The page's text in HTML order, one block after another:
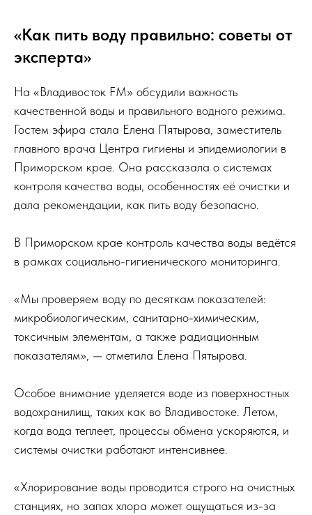
«Как пить воду правильно: советы от
эксперта»
На «Владивосток FM» обсудили важность
качественной воды и правильного водного режима.
Гостем эфира стала Елена Пятырова, заместитель
главного врача Центра гигиены и эпидемиологии в
Приморском крае. Она рассказала о системах
контроля качества воды, особенностях её очистки и
дала рекомендации, как пить воду безопасно.
В Приморском крае контроль качества воды ведётся
в рамках социально-гигиенического мониторинга.
«Мы проверяем воду по десяткам показателей:
микробиологическим, санитарно-химическим,
токсичным элементам, а также радиационным
показателям», — отметила Елена Пятырова.
Особое внимание уделяется воде из поверхностных
водохранилищ, таких как во Владивостоке. Летом,
когда вода теплеет, процессы обмена ускоряются, и
системы очистки работают интенсивнее.
«Хлорирование воды проводится строго на очистных
станциях, но запах хлора может ощущаться из-за